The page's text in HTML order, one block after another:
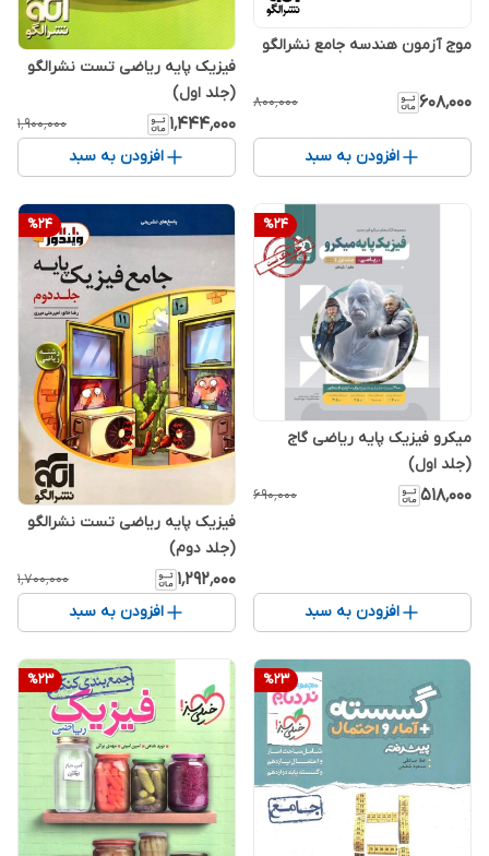
موج آزمون هندسه جامع نشرالگو
۶۰۸٬۰۰۰ ۸۰۰٬۰۰۰
افزودن به سبد
فیزیک پایه ریاضی تست نشرالگو
(جلد اول)
۱٬۴۴۴٬۰۰۰ ۱٬۹۰۰٬۰۰۰
افزودن به سبد
%24
میکرو فیزیک پایه ریاضی گاج
(جلد اول)
۵۱۸٬۰۰۰ ۶۹۰٬۰۰۰
افزودن به سبد
%24
فیزیک پایه ریاضی تست نشرالگو
(جلد دوم)
۱٬۲۹۲٬۰۰۰ ۱٬۷۰۰٬۰۰۰
افزودن به سبد
%23
%23